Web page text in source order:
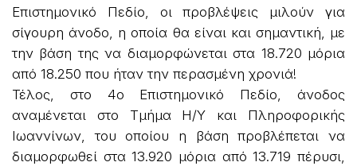
Επιστημονικό Πεδίο, οι προβλέψεις μιλούν για
σίγουρη άνοδο, η οποία θα είναι και σημαντική, με
την βάση της να διαμορφώνεται στα 18.720 μόρια
από 18.250 που ήταν την περασμένη χρονιά!
Τέλος, στο 4ο Επιστημονικό Πεδίο, άνοδος
αναμένεται στο Τμήμα Η/Υ και Πληροφορικής
Ιωαννίνων, του οποίου η βάση προβλέπεται να
διαμορφωθεί στα 13.920 μόρια από 13.719 πέρυσι,